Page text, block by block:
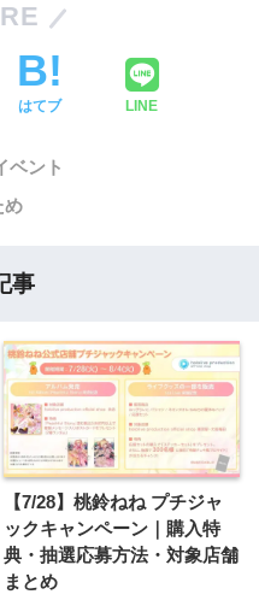
はてブ LINE
ベント
め
事
【7/28】桃鈴ねね プチジャ
ックキャンペーン｜購入特
典・抽選応募方法・対象店舗
まとめ